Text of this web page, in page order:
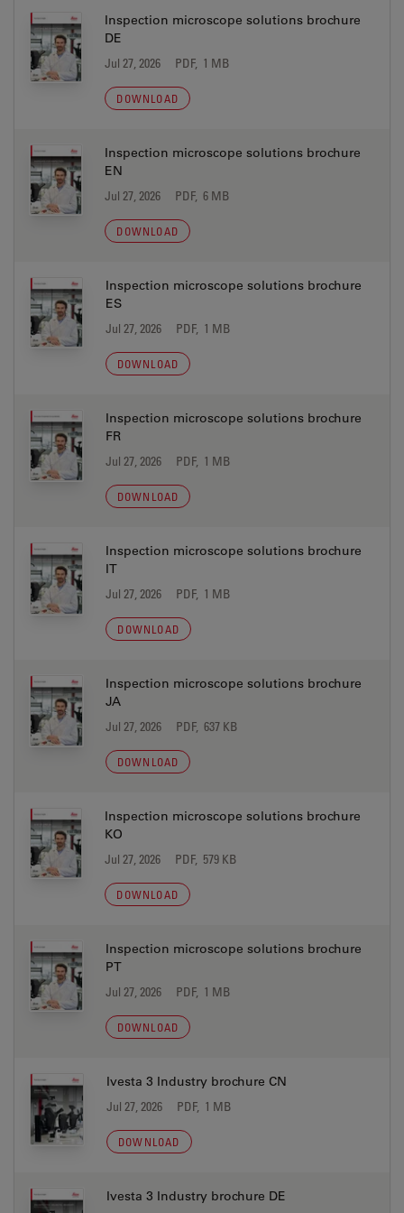
Inspection microscope solutions brochure
DE
Jul 27, 2026 PDF, 1 MB
DOWNLOAD
Inspection microscope solutions brochure
EN
Jul 27, 2026 PDF, 6 MB
DOWNLOAD
Inspection microscope solutions brochure
ES
Jul 27, 2026 PDF, 1 MB
DOWNLOAD
Inspection microscope solutions brochure
FR
Jul 27, 2026 PDF, 1 MB
DOWNLOAD
Inspection microscope solutions brochure
IT
Jul 27, 2026 PDF, 1 MB
DOWNLOAD
Inspection microscope solutions brochure
JA
Jul 27, 2026 PDF, 637 KB
DOWNLOAD
Inspection microscope solutions brochure
KO
Jul 27, 2026 PDF, 579 KB
DOWNLOAD
Inspection microscope solutions brochure
PT
Jul 27, 2026 PDF, 1 MB
DOWNLOAD
Ivesta 3 Industry brochure CN
Jul 27, 2026 PDF, 1 MB
DOWNLOAD
Ivesta 3 Industry brochure DE